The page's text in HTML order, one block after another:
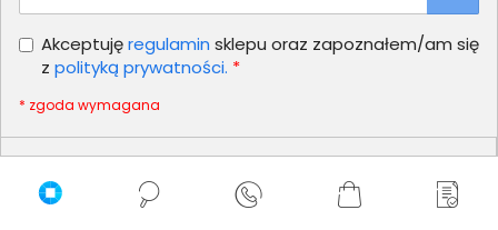
Akceptujęregulamin sklepu oraz zapoznałem/am się
z polityką prywatności. *
* zgoda wymagana